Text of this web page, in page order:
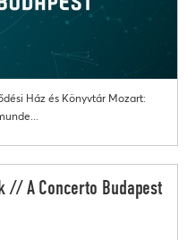
Ház és Könyvtár Mozart:
// A Concerto Budapest